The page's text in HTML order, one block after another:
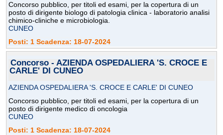
Concorso pubblico, per titoli ed esami, per la copertura di un
posto di dirigente biologo di patologia clinica - laboratorio analisi
chimico-cliniche e microbiologia.
CUNEO
Posti: 1 Scadenza: 18-07-2024
Concorso - AZIENDA OSPEDALIERA 'S. CROCE E
CARLE' DI CUNEO
AZIENDA OSPEDALIERA 'S. CROCE E CARLE' DI CUNEO
Concorso pubblico, per titoli ed esami, per la copertura di un
posto di dirigente medico di oncologia
CUNEO
Posti: 1 Scadenza: 18-07-2024